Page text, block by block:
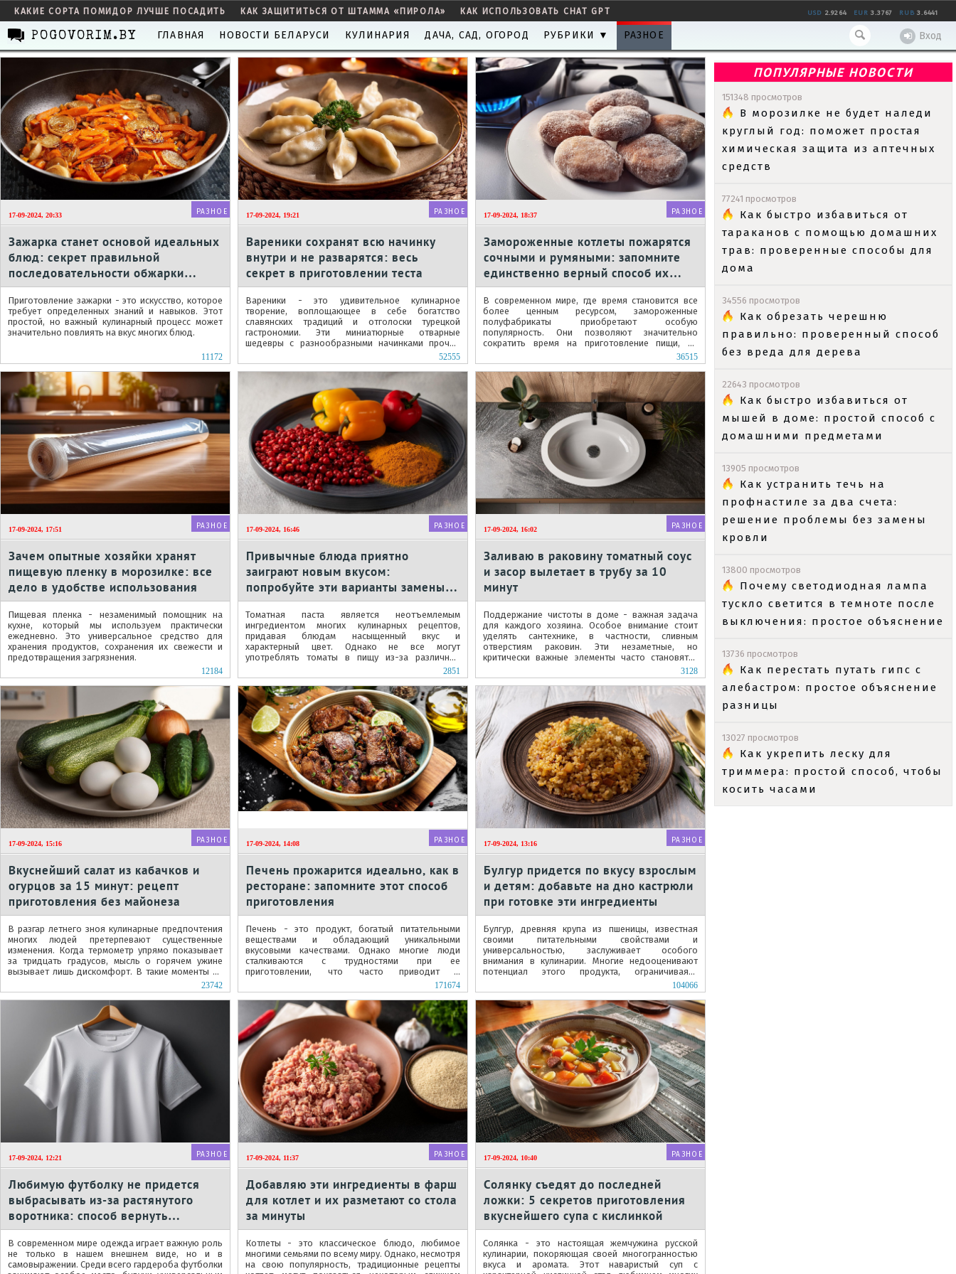
КАКИЕ СОРТА ПОМИДОР ЛУЧШЕ ПОСАДИТЬ КАК ЗАЩИТИТЬСЯ ОТ ШТАММА «ПИРОЛА» КАК ИСПОЛЬЗОВАТЬ CHAT GPT USD 2.9264 EUR 3.3767 RUB 3.6441
Вход
POGOVORIM.BY ГЛАВНАЯ НОВОСТИ БЕЛАРУСИ КУЛИНАРИЯ ДАЧА, САД, ОГОРОД РУБРИКИ ▼ РАЗНОЕ
ПОПУЛЯРНЫЕ НОВОСТИ
151348 просмотров
В морозилке не будет наледи
круглый год: поможет простая
химическая защита из аптечных
средств
77241 просмотров
Как быстро избавиться от
тараканов с помощью домашних
трав: проверенные способы для
дома
34556 просмотров
Как обрезать черешню
правильно: проверенный способ
без вреда для дерева
22643 просмотров
Как быстро избавиться от
мышей в доме: простой способ с
домашними предметами
13905 просмотров
Как устранить течь на
профнастиле за два счета:
решение проблемы без замены
кровли
13800 просмотров
Почему светодиодная лампа
тускло светится в темноте после
выключения: простое объяснение
13736 просмотров
Как перестать путать гипс с
алебастром: простое объяснение
разницы
13027 просмотров
Как укрепить леску для
триммера: простой способ, чтобы
косить часами
17-09-2024, 20:33 РАЗНОЕ
Зажарка станет основой идеальных
блюд: секрет правильной
последовательности обжарки
овощей
Приготовление зажарки - это искусство, которое
требует определенных знаний и навыков. Этот
простой, но важный кулинарный процесс может
значительно повлиять на вкус многих блюд.
11172
17-09-2024, 19:21 РАЗНОЕ
Вареники сохранят всю начинку
внутри и не разварятся: весь
секрет в приготовлении теста
Вареники - это удивительное кулинарное
творение, воплощающее в себе богатство
славянских традиций и отголоски турецкой
гастрономии. Эти миниатюрные отварные
шедевры с разнообразными начинками прочно
укоренились в украинской, русской и
белорусской...
52555
17-09-2024, 18:37 РАЗНОЕ
Замороженные котлеты пожарятся
сочными и румяными: запомните
единственно верный способ их
приготовления
В современном мире, где время становится все
более ценным ресурсом, замороженные
полуфабрикаты приобретают особую
популярность. Они позволяют значительно
сократить время на приготовление пищи, не
жертвуя при этом вкусовыми качествами блюд.
Среди...
36515
17-09-2024, 17:51 РАЗНОЕ
Зачем опытные хозяйки хранят
пищевую пленку в морозилке: все
дело в удобстве использования
Пищевая пленка - незаменимый помощник на
кухне, который мы используем практически
ежедневно. Это универсальное средство для
хранения продуктов, сохранения их свежести и
предотвращения загрязнения.
12184
17-09-2024, 16:46 РАЗНОЕ
Привычные блюда приятно
заиграют новым вкусом:
попробуйте эти варианты замены
томатной пасты
Томатная паста является неотъемлемым
ингредиентом многих кулинарных рецептов,
придавая блюдам насыщенный вкус и
характерный цвет. Однако не все могут
употреблять томаты в пищу из-за различных
2851
17-09-2024, 16:02 РАЗНОЕ
Заливаю в раковину томатный соус
и засор вылетает в трубу за 10
минут
Поддержание чистоты в доме - важная задача
для каждого хозяина. Особое внимание стоит
уделять сантехнике, в частности, сливным
отверстиям раковин. Эти незаметные, но
критически важные элементы часто становятся
3128
17-09-2024, 15:16 РАЗНОЕ
Вкуснейший салат из кабачков и
огурцов за 15 минут: рецепт
приготовления без майонеза
В разгар летнего зноя кулинарные предпочтения
многих людей претерпевают существенные
изменения. Когда термометр упрямо показывает
за тридцать градусов, мысль о горячем ужине
вызывает лишь дискомфорт. В такие моменты на
23742
17-09-2024, 14:08 РАЗНОЕ
Печень прожарится идеально, как в
ресторане: запомните этот способ
приготовления
Печень - это продукт, богатый питательными
веществами и обладающий уникальными
вкусовыми качествами. Однако многие люди
сталкиваются с трудностями при ее
приготовлении, что часто приводит к
171674
17-09-2024, 13:16 РАЗНОЕ
Булгур придется по вкусу взрослым
и детям: добавьте на дно кастрюли
при готовке эти ингредиенты
Булгур, древняя крупа из пшеницы, известная
своими питательными свойствами и
универсальностью, заслуживает особого
внимания в кулинарии. Многие недооценивают
потенциал этого продукта, ограничиваясь
104066
17-09-2024, 12:21 РАЗНОЕ
Любимую футболку не придется
выбрасывать из-за растянутого
воротника: способ вернуть
первозданный вид
В современном мире одежда играет важную роль
не только в нашем внешнем виде, но и в
самовыражении. Среди всего гардероба футболки
17-09-2024, 11:37 РАЗНОЕ
Добавляю эти ингредиенты в фарш
для котлет и их разметают со стола
за минуты
Котлеты - это классическое блюдо, любимое
многими семьями по всему миру. Однако, несмотря
на свою популярность, традиционные рецепты
17-09-2024, 10:40 РАЗНОЕ
Солянку съедят до последней
ложки: 5 секретов приготовления
вкуснейшего супа с кислинкой
Солянка - это настоящая жемчужина русской
кулинарии, покоряющая своей многогранностью
вкуса и аромата. Этот наваристый суп с